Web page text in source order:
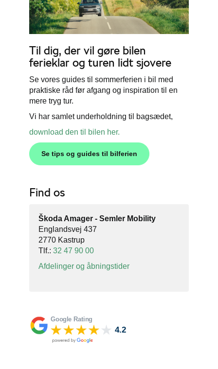
Til dig, der vil gøre bilen
ferieklar og turen lidt sjovere
Se vores guides til sommerferien i bil med
praktiske råd før afgang og inspiration til en
mere tryg tur.
Vi har samlet underholdning til bagsædet,
download den til bilen her.
Se tips og guides til bilferien
Find os
Škoda Amager - Semler Mobility
Englandsvej 437
2770 Kastrup
Tlf.: 32 47 90 00
Afdelinger og åbningstider